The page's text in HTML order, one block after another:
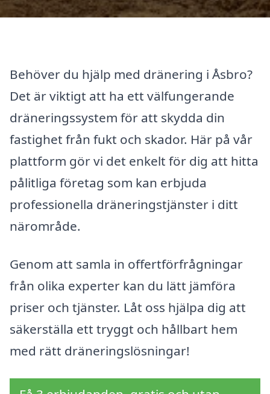
Behöver du hjälp med dränering i Åsbro?
Det är viktigt att ha ett välfungerande
dräneringssystem för att skydda din
fastighet från fukt och skador. Här på vår
plattform gör vi det enkelt för dig att hitta
pålitliga företag som kan erbjuda
professionella dräneringstjänster i ditt
närområde.
Genom att samla in offertförfrågningar
från olika experter kan du lätt jämföra
priser och tjänster. Låt oss hjälpa dig att
säkerställa ett tryggt och hållbart hem
med rätt dräneringslösningar!